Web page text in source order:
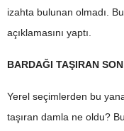
izahta bulunan olmadı.
açıklamasını yaptı.
BARDAĞI TAŞIRAN
Yerel seçimlerden bu
taşıran damla ne oldu?